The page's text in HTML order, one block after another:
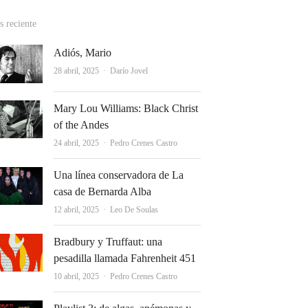
reciente
Adiós, Mario
28 abril, 2025 Autor
Darío Jovel
Mary Lou Williams: Black Christ
of the Andes
24 abril, 2025 Autor
Pedro Crenes Castro
Una línea conservadora de La
casa de Bernarda Alba
12 abril, 2025 Autor
Leo De Soulas
Bradbury y Truffaut: una
pesadilla llamada Fahrenheit 451
10 abril, 2025 Autor
Pedro Crenes Castro